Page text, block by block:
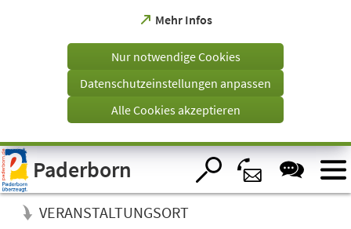
Visuelle
Assistenzsoftware
öffnen.
Mehr Infos
(Öffnet
einem
Tab)
Nur notwendige Cookies
Datenschutzeinstellungen anpassen
Alle Cookies akzeptieren
Paderborn
VERANSTALTUNGSORT